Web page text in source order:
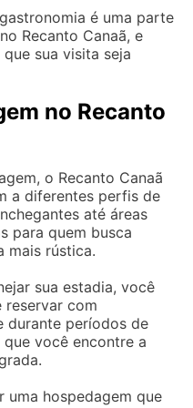
é uma parte
Recanto Canaã, e
sua visita seja
no Recanto
o Recanto Canaã
a diferentes perfis de
até áreas
para quem busca
mais rústica.
sua estadia, você
reservar com
durante períodos de
você encontre a
uma hospedagem que